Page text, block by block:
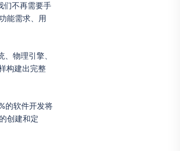
们不再需要手
能需求、用
物理引擎、
构建出完整
的软件开发将
创建和定